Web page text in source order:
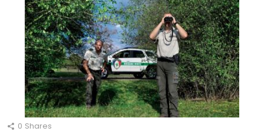
0 Shares